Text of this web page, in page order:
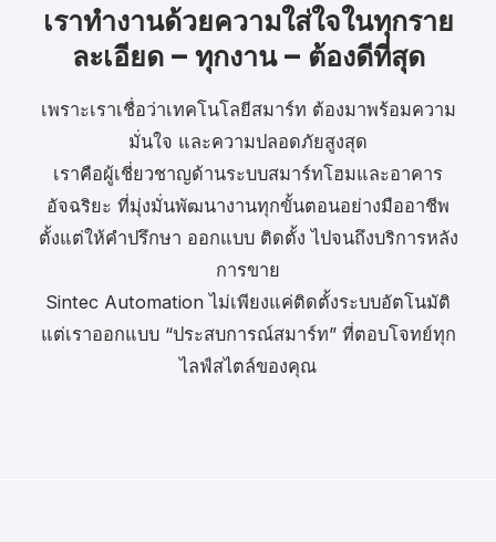
เราทำงานด้วยความใส่ใจในทุกราย
ละเอียด – ทุกงาน – ต้องดีที่สุด
เพราะเราเชื่อว่าเทคโนโลยีสมาร์ท ต้องมาพร้อมความ
มั่นใจ และความปลอดภัยสูงสุด
เราคือผู้เชี่ยวชาญด้านระบบสมาร์ทโฮมและอาคาร
อัจฉริยะ ที่มุ่งมั่นพัฒนางานทุกขั้นตอนอย่างมืออาชีพ
ตั้งแต่ให้คำปรึกษา ออกแบบ ติดตั้ง ไปจนถึงบริการหลัง
การขาย
Sintec Automation ไม่เพียงแค่ติดตั้งระบบอัตโนมัติ
แต่เราออกแบบ “ประสบการณ์สมาร์ท” ที่ตอบโจทย์ทุก
ไลฟ์สไตล์ของคุณ